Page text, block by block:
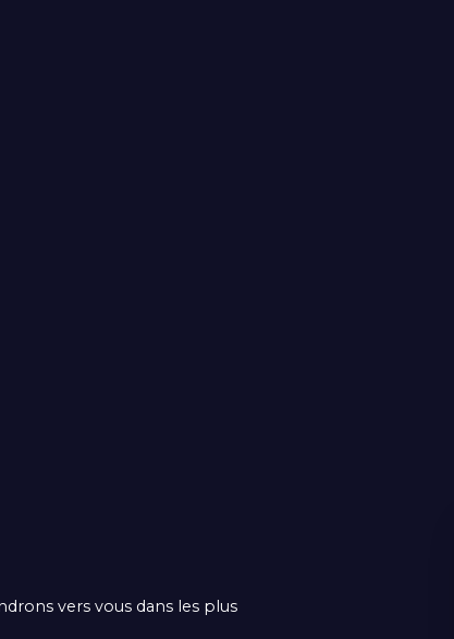
vers vous dans les plus